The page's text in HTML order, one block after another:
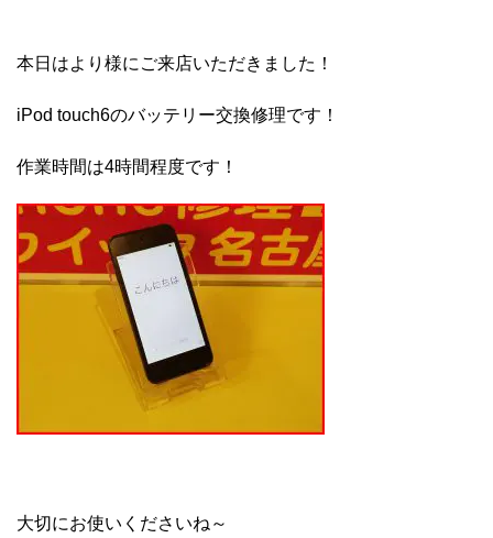
本日はより様にご来店いただきました！
iPod touch6のバッテリー交換修理です！
作業時間は4時間程度です！
大切にお使いくださいね～